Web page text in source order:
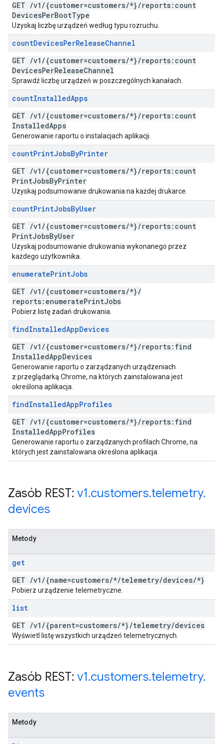
GET /v1 /{customer=customers/*}/reports:count
DevicesPerBootType
Uzyskaj liczbę urządzeń według typu rozruchu.
countDevicesPerReleaseChannel
GET /v1 /{customer=customers/*}/reports:count
DevicesPerReleaseChannel
Sprawdź liczbę urządzeń w poszczególnych kanałach.
countInstalledApps
GET /v1 /{customer=customers/*}/reports:count
InstalledApps
Generowanie raportu o instalacjach aplikacji.
countPrintJobsByPrinter
GET /v1 /{customer=customers/*}/reports:count
PrintJobsByPrinter
Uzyskaj podsumowanie drukowania na każdej drukarce.
countPrintJobsByUser
GET /v1 /{customer=customers/*}/reports:count
PrintJobsByUser
Uzyskaj podsumowanie drukowania wykonanego przez
każdego użytkownika.
enumeratePrintJobs
GET /v1 /{customer=customers/*}/
reports:enumeratePrintJobs
Pobierz listę zadań drukowania.
findInstalledAppDevices
GET /v1 /{customer=customers/*}/reports:find
InstalledAppDevices
Generowanie raportu o zarządzanych urządzeniach
z przeglądarką Chrome, na których zainstalowana jest
określona aplikacja.
findInstalledAppProfiles
GET /v1 /{customer=customers/*}/reports:find
InstalledAppProfiles
Generowanie raportu o zarządzanych profilach Chrome, na
których jest zainstalowana określona aplikacja.
Zasób REST: v1.customers.telemetry.
devices
Metody
get
GET /v1 /{name=customers/*/telemetry/devices/*}
Pobierz urządzenie telemetryczne.
list
GET /v1 /{parent=customers/*}/telemetry/devices
Wyświetl listę wszystkich urządzeń telemetrycznych.
Zasób REST: v1.customers.telemetry.
events
Metody